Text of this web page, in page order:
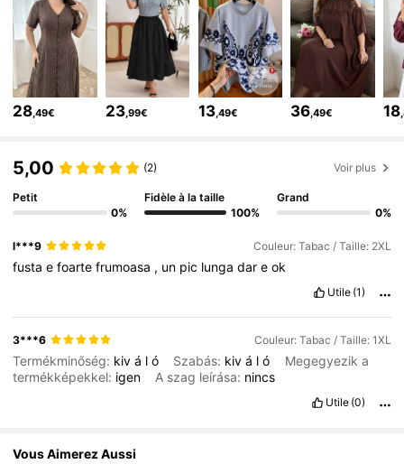
4,85 320K Suiveurs
4,85 320K Suiveurs
4,85 320K Suiveurs
4,85 320K Suiveurs
28,49€ 23,99€ 13,49€ 36,49€ 18
5,00 (2) Voir plus
Petit
0%
Fidèle à la taille
100%
Grand
0%
l***9 Couleur: Tabac / Taille: 2XL
fustaefoartefrumoasa , un pic lungadareok
Utile (1)
3***6 Couleur: Tabac / Taille: 1XL
Termékminőség: kivá ló Szabás: kivá ló
Megegyezik a
termékképekkel: igen A szag leírása: nincs
Utile (0)
Vous Aimerez Aussi